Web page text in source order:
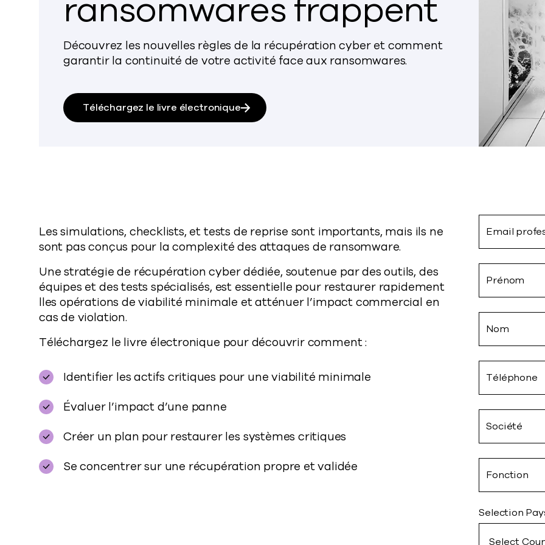
ransomwares frappent
Découvrez les nouvelles règles de la récupération cyber et comment
garantir la continuité de votre activité face aux ransomwares.
Téléchargez le livre électronique
Les simulations, checklists, et tests de reprise sont importants, mais ils ne
sont pas conçus pour la complexité des attaques de ransomware.
Une stratégie de récupération cyber dédiée, soutenue par des outils, des
équipes et des tests spécialisés, est essentielle pour restaurer rapidement
lles opérations de viabilité minimale et atténuer l’impact commercial en
cas de violation.
Téléchargez le livre électronique pour découvrir comment :
Identifier les actifs critiques pour une viabilité minimale
Évaluer l’impact d’une panne
Créer un plan pour restaurer les systèmes critiques
Se concentrer sur une récupération propre et validée
Email
Prénom
Nom
Téléphone
Société
Fonction
Selection